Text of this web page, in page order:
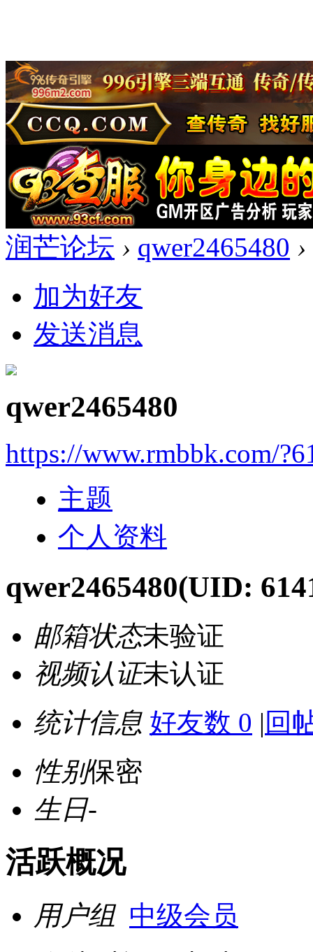
润芒论坛 › qwer2465480 ›
加为好友
发送消息
qwer2465480
https://www.rmbbk.com/
主题
个人资料
qwer2465480(UID:
邮箱状态未验证
视频认证未认证
统计信息 好友数 0 | 回
性别保密
生日-
活跃概况
用户组 中级会员